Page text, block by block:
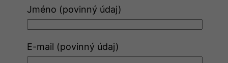
Jméno (povinný údaj)
E-mail (povinný údaj)